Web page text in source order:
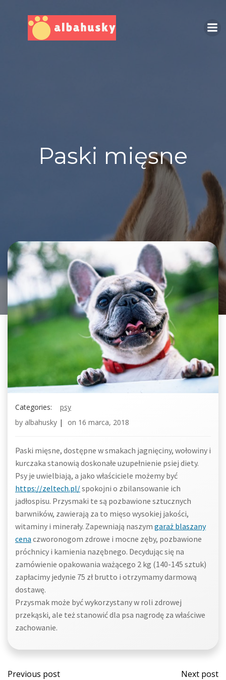
to
content
Paski mięsne
Categories:
psy
by albahusky | on 16 marca, 2018
Paski mięsne, dostępne w smakach jagnięciny, wołowiny i
kurczaka stanowią doskonałe uzupełnienie psiej diety.
Psy je uwielbiają, a jako właściciele możemy być
https://zeltech.pl/spokojni o zbilansowanie ich
jadłospisu. Przysmaki te są pozbawione sztucznych
barwników, zawierają za to mięso wysokiej jakości,
witaminy i minerały. Zapewniają naszym garaż blaszany
cena czworonogom zdrowe i mocne zęby, pozbawione
próchnicy i kamienia nazębnego. Decydując się na
zamówienie opakowania ważącego 2 kg (140-145 sztuk)
zapłacimy jedynie 75 zł brutto i otrzymamy darmową
dostawę.
Przysmak może być wykorzystany w roli zdrowej
przekąski, ale też stanowić dla psa nagrodę za właściwe
zachowanie.
Post
Previous post Post
Next post